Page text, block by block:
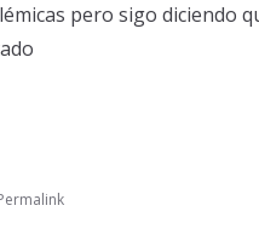
pero sigo diciendo